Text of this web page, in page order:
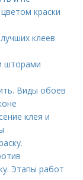
краски
клеев
шторами
Виды обоев
клея и
Этапы работ